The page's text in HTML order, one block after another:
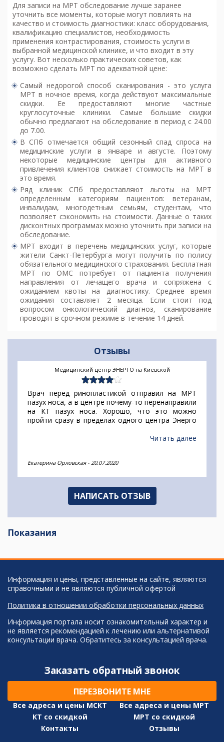
Для записи на МРТ обследование лучше заранее
уточнить все моменты, которые могут повлиять на
качество и стоимость диагностики: класс оборудования,
квалификацию специалистов, необходимость
применения контрастирования, стоимость услуги в
выбранной медицинской клинике, и что входит в эту
услугу. Вот несколько практических советов, как
возможно сделать МРТ по адекватной цене:
Самый недорогой способ сканирования - это услуга
МРТ в ночное время, когда действуют максимальные
скидки. Ее предоставляют многие частные
круглосуточные клиники. Самые большие скидки
обычно предлагают на обследование в период с 24.00
до 7.00.
В СПб отмечается общий сезонный спад спроса на
медицинские услуги в январе и августе. Поэтому
некоторые медицинские центры для активного
привлечения клиентов снижает стоимость на МРТ в
это время.
Ряд клиник СПб предоставляют льготы на МРТ
определенным категориям пациентов: ветеранам,
инвалидам, многодетным семьям, студентам, что
позволяет сэкономить на стоимости. Данные о таких
дисконтных программах можно уточнить при записи на
обследование.
МРТ входит в перечень медицинских услуг, которые
жители Санкт-Петербурга могут получить по полису
обязательного медицинского страхования. Бесплатная
МРТ по ОМС потребует от пациента получения
направления от лечащего врача и сопряжена с
ожиданием квоты на диагностику. Среднее время
ожидания составляет 2 месяца. Если стоит под
вопросом онкологический диагноз, сканирование
проводят в срочном режиме в течение 14 дней.
Отзывы
Медицинский центр ЭНЕРГО на Киевской
Врач перед ринопластикой отправил на МРТ
пазух носа, а в центре почему-то перенаправили
на КТ пазух носа. Хорошо, что это можно
пройти сразу в пределах одного центра Энерго
сделала сразу оба исследования. На обе
Читать далее
Екатерина Орловская - 20.07.2020
НАПИСАТЬ ОТЗЫВ
Показания
Информация и цены, представленные на сайте, являются
справочными и не являются публичной офертой
Политика в отношении обработки персональных данных
Информация портала носит ознакомительный характер и
не является рекомендацией к лечению или альтернативой
консультации врача. Обратитесь за консультацией врача.
Заказать обратный звонок
ПЕРЕЗВОНИТЕ МНЕ
Все адреса и цены МСКТ
Все адреса и цены МРТ
КТ со скидкой
МРТ со скидкой
Контакты
Отзывы